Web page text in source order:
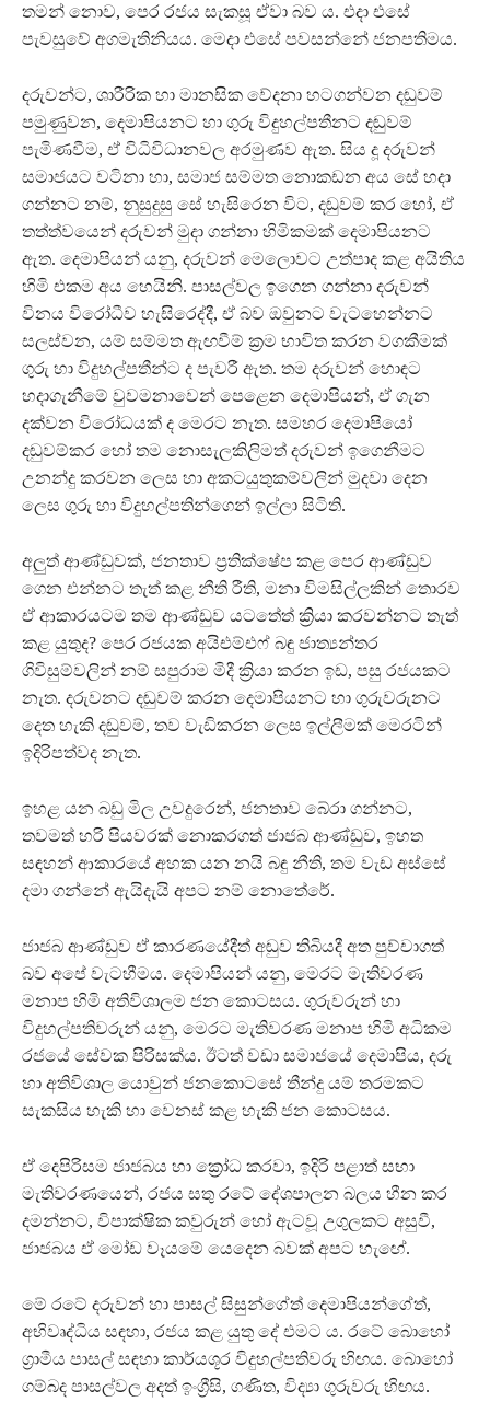
තමන් නොව, පෙර රජය සැකසූ ඒවා බව ය. එදා එසේ
පැවසුවේ අගමැතිනියය. මෙදා එසේ පවසන්නේ ජනපතිමය.
දරුවන්ට, ශාරීරික හා මානසික වේදනා හටගන්වන දඬුවම්
පමුණුවන, දෙමාපියනට හා ගුරු විදුහල්පතීනට දඬුවම්
පැමිණවීම, ඒ විධිවිධානවල අරමුණව ඇත. සිය දූ දරුවන්
සමාජයට වටිනා හා, සමාජ සම්මත නොකඩන අය සේ හදා
ගන්නට නම්, නුසුදුසු සේ හැසිරෙන විට, දඬුවම් කර හෝ, ඒ
තත්ත්වයෙන් දරුවන් මුදා ගන්නා හිමිකමක් දෙමාපියනට
ඇත. දෙමාපියන් යනු, දරුවන් මෙලොවට උත්පාද කළ අයිතිය
හිමි එකම අය හෙයිනි. පාසල්වල ඉගෙන ගන්නා දරුවන්
විනය විරෝධීව හැසිරෙද්දී, ඒ බව ඔවුනට වැටහෙන්නට
සලස්වන, යම් සම්මත ඇඟවීම් ක්‍රම භාවිත කරන වගකීමක්
ගුරු හා විදුහල්පතීන්ට ද පැවරී ඇත. තම දරුවන් හොඳට
හදාගැනීමේ වුවමනාවෙන් පෙළෙන දෙමාපියන්, ඒ ගැන
දක්වන විරෝධයක් ද මෙරට නැත. සමහර දෙමාපියෝ
දඬුවම්කර හෝ තම නොසැලකිලිමත් දරුවන් ඉගෙනීමට
උනන්දු කරවන ලෙස හා අකටයුතුකම්වලින් මුදවා දෙන
ලෙස ගුරු හා විදුහල්පතින්ගෙන් ඉල්ලා සිටිති.
අලුත් ආණ්ඩුවක්, ජනතාව ප්‍රතික්ෂේප කළ පෙර ආණ්ඩුව
ගෙන එන්නට තැත් කළ නීති රීති, මනා විමසිල්ලකින් තොරව
ඒ ආකාරයටම තම ආණ්ඩුව යටතේත් ක්‍රියා කරවන්නට තැත්
කළ යුතුද? පෙර රජයක අයිඑම්එෆ් බඳු ජාත්‍යන්තර
ගිවිසුම්වලින් නම් සපුරාම මිදී ක්‍රියා කරන ඉඩ, පසු රජයකට
නැත. දරුවනට දඬුවම් කරන දෙමාපියනට හා ගුරුවරුනට
දෙත හැකි දඬුවම්, තව වැඩිකරන ලෙස ඉල්ලීමක් මෙරටින්
ඉදිරිපත්වද නැත.
ඉහළ යන බඩු මිල උවදුරෙන්, ජනතාව බේරා ගන්නට,
තවමත් හරි පියවරක් නොකරගත් ජාජබ ආණ්ඩුව, ඉහත
සඳහන් ආකාරයේ අහක යන නයි බඳු නීති, තම වැඩ අස්සේ
දමා ගන්නේ ඇයිදැයි අපට නම් නොතේරේ.
ජාජබ ආණ්ඩුව ඒ කාරණයේදීත් අඬුව තිබියදී අත පුච්චාගත්
බව අපේ වැටහීමය. දෙමාපියන් යනු, මෙරට මැතිවරණ
මනාප හිමි අතිවිශාලම ජන කොටසය. ගුරුවරුන් හා
විදුහල්පතිවරුන් යනු, මෙරට මැතිවරණ මනාප හිමි අධිකම
රජයේ සේවක පිරිසක්ය. ඊටත් වඩා සමාජයේ දෙමාපිය, දරු
හා අතිවිශාල යොවුන් ජනකොටසේ තීන්දු යම් තරමකට
සැකසිය හැකි හා වෙනස් කළ හැකි ජන කොටසය.
ඒ දෙපිරිසම ජාජබය හා ක්‍රෝධ කරවා, ඉදිරි පළාත් සභා
මැතිවරණයෙන්, රජය සතු රටේ දේශපාලන බලය හීන කර
දමන්නට, විපාක්ෂික කවුරුන් හෝ ඇටවූ උගුලකට අසුවී,
ජාජබය ඒ මෝඩ වෑයමේ යෙදෙන බවක් අපට හැඟේ.
මේ රටේ දරුවන් හා පාසල් සිසුන්ගේත් දෙමාපියන්ගේත්,
අභිවෘද්ධිය සඳහා, රජය කළ යුතු දේ එමට ය. රටේ බොහෝ
ග්‍රාමීය පාසල් සඳහා කාර්යශූර විදුහල්පතිවරු හිඟය. බොහෝ
ගම්බද පාසල්වල අදත් ඉංග්‍රීසි, ගණිත, විද්‍යා ගුරුවරු හිඟය.